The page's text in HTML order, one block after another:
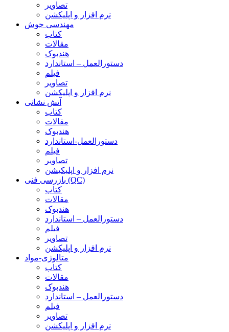
تصاویر
نرم افزار و اپلیکشن
مهندسی جوش
کتاب
مقالات
هندبوک
دستورالعمل – استاندارد
فیلم
تصاویر
نرم افزار و اپلیکشن
آتش نشانی
کتاب
مقالات
هندبوک
دستورالعمل-استاندارد
فیلم
تصاویر
نرم افزار و اپلیکیشن
بازرسی فنی (QC)
کتاب
مقالات
هندبوک
دستورالعمل – استاندارد
فیلم
تصاویر
نرم افزار و اپلیکشن
متالوژی-مواد
کتاب
مقالات
هندبوک
دستورالعمل – استاندارد
فیلم
تصاویر
نرم افزار و اپلیکشن